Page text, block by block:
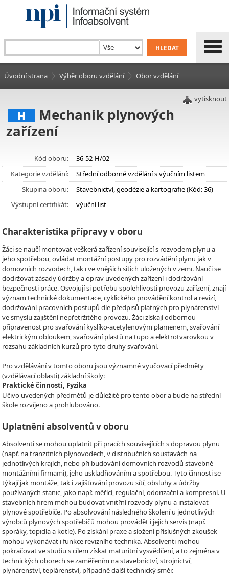
Úvodní strana Výběr oboru vzdělání Obor vzdělání
vytisknout
H
Mechanik plynových
zařízení
Kód oboru:
36-52-H/02
Kategorie vzdělání:
Střední odborné vzdělání s výučním listem
Skupina oboru:
Stavebnictví, geodézie a kartografie (Kód: 36)
Výstupní certifikát:
výuční list
Charakteristika přípravy v oboru
Žáci se naučí montovat veškerá zařízení související s rozvodem plynu a
jeho spotřebou, ovládat montážní postupy pro rozvádění plynu jak v
domovních rozvodech, tak i ve vnějších sítích uložených v zemi. Naučí se
dodržovat zásady údržby a oprav uvedených zařízení i dodržování
bezpečnosti práce. Osvojují si potřebu spolehlivosti provozu zařízení, znají
význam technické dokumentace, cyklického provádění kontrol a revizí,
dodržování pracovních postupů dle předpisů platných pro plynárenství
ve smyslu zajištění nepřetržitého provozu. Žáci získají odbornou
připravenost pro svařování kyslíko-acetylenovým plamenem, svařování
elektrickým obloukem, svařování plastů na tupo a elektrotvarovkou v
rozsahu základních kurzů pro tyto druhy svařování.
Pro vzdělávání v tomto oboru jsou významné vyučovací předměty
(vzdělávací oblasti) základní školy:
Praktické činnosti, Fyzika
Učivo uvedených předmětů je důležité pro tento obor a bude na střední
škole rozvíjeno a prohlubováno.
Uplatnění absolventů v oboru
Absolventi se mohou uplatnit při pracích souvisejících s dopravou plynu
(např. na tranzitních plynovodech, v distribučních soustavách na
jednotlivých krajích, nebo při budování domovních rozvodů stavebně
montážními firmami), jeho uskladňováním a spotřebou. Tyto činnosti se
týkají jak montáže, tak i zajišťování provozu sítí, obsluhy a údržby
používaných stanic, jako např. měřící, regulační, odorizační a kompresní. U
stavebních firem mohou budovat vnitřní rozvody plynu a instalovat
plynové spotřebiče. Po absolvování následného školení u jednotlivých
výrobců plynových spotřebičů mohou provádět i jejich servis (např.
sporáky, topidla a kotle). Po získání praxe a složení příslušných zkoušek
mohou vykonávat i funkce revizního technika. Absolventi mohou
pokračovat ve studiu s cílem získat maturitní vysvědčení, a to zejména v
technických oborech se zaměřením na stavebnictví, strojnictví,
plynárenství, teplárenství, případně další technický směr.